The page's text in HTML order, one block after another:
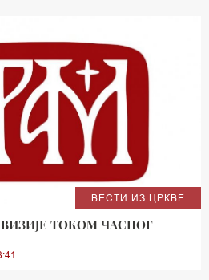
ВЕСТИ ИЗ ЦРКВЕ
ТОКОМ ЧАСНОГ